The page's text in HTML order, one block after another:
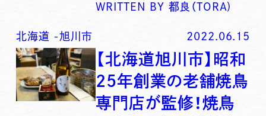
WRITTEN BY 都良（TORA)
北海道 -旭川市 2022.06.15
【北海道旭川市】昭和
25年創業の老舗焼鳥
専門店が監修！焼鳥